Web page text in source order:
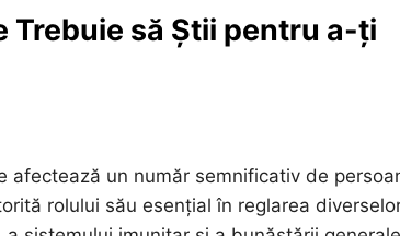
Trebuie să Știi pentru a-ți
un număr semnificativ de
rolului său esențial în reglarea